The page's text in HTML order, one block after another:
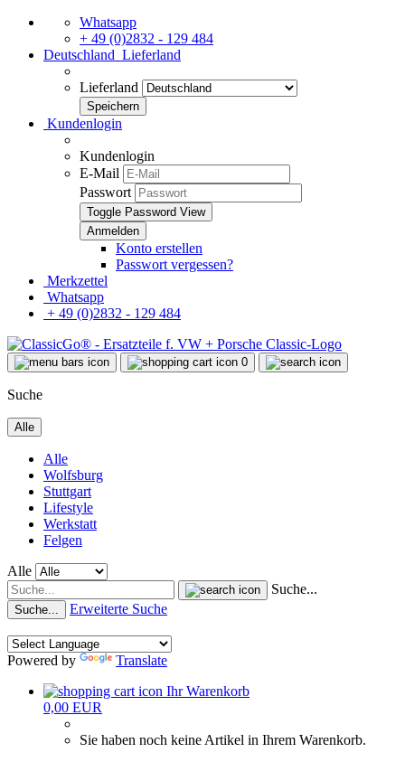
Whatsapp
+ 49 (0)2832 - 129 484
Deutschland Lieferland
Lieferland
Kundenlogin
Kundenlogin
E-Mail
Passwort
Toggle Password View
Konto erstellen
Passwort vergessen?
Merkzettel
Whatsapp
+ 49 (0)2832 - 129 484
0
Suche
Alle
Alle
Wolfsburg
Stuttgart
Lifestyle
Werkstatt
Felgen
Alle
Suche...
Suche... Erweiterte Suche
Powered by
Translate
Ihr Warenkorb
0,00 EUR
Sie haben noch keine Artikel in Ihrem Warenkorb.